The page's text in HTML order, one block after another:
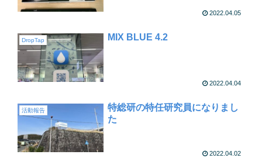
2022.04.05
DropTap MIX BLUE 4.2
2022.04.04
活動報告
特総研の特任研究員になりまし
た
2022.04.02